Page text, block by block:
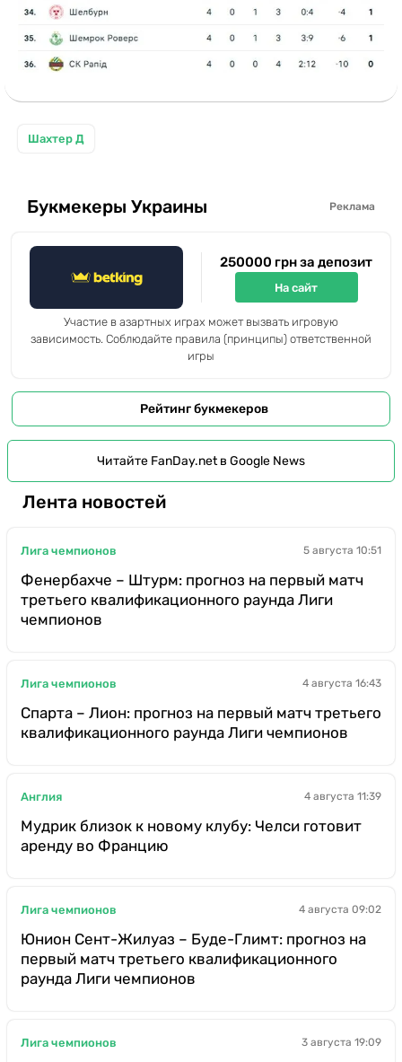
Шахтер Д
Букмекеры Украины Реклама
250000 грн за депозит
На сайт
Участие в азартных играх может вызвать игровую
зависимость. Соблюдайте правила (принципы) ответственной
игры
Рейтинг букмекеров
Читайте FanDay.net в Google News
Лента новостей
Лига чемпионов 5 августа 10:51
Фенербахче – Штурм: прогноз на первый матч
третьего квалификационного раунда Лиги
чемпионов
Лига чемпионов 4 августа 16:43
Спарта – Лион: прогноз на первый матч третьего
квалификационного раунда Лиги чемпионов
Англия 4 августа 11:39
Мудрик близок к новому клубу: Челси готовит
аренду во Францию
Лига чемпионов 4 августа 09:02
Юнион Сент-Жилуаз – Буде-Глимт: прогноз на
первый матч третьего квалификационного
раунда Лиги чемпионов
Лига чемпионов 3 августа 19:09